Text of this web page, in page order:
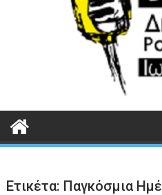
Ετικέτα: Παγκόσμια